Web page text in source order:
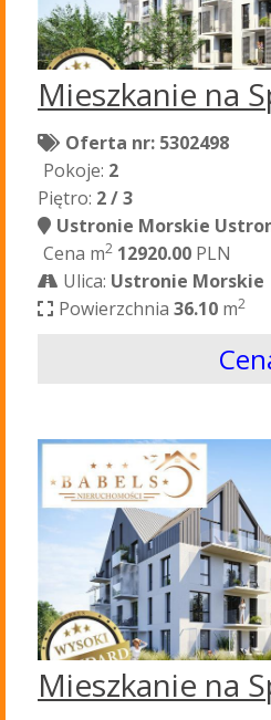
Mieszkanie na
Oferta nr: 5302498
Pokoje: 2
Piętro: 2 / 3
Ustronie Morskie
Cena m2 12920.00 PLN
Ulica: Ustronie Morskie
Powierzchnia36.10 m2
Mieszkanie na